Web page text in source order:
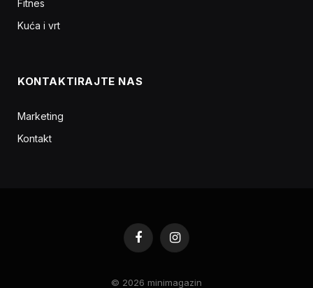
Fitnes
Kuća i vrt
KONTAKTIRAJTE NAS
Marketing
Kontakt
FacebookInstagram
© 2026 minimagazin